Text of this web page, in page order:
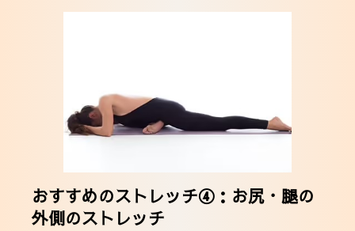
おすすめのストレッチ④：お尻・腿の
外側のストレッチ